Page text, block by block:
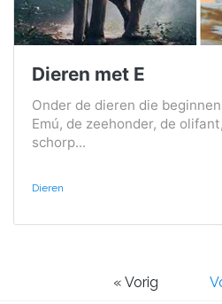
Dieren met E
Onder de dieren die
Emú, de zeehonder, de
schorp...
Dieren
« Vorig